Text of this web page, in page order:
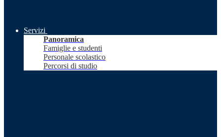
Servizi
Panoramica
Famiglie e studenti
Personale scolastico
Percorsi di studio